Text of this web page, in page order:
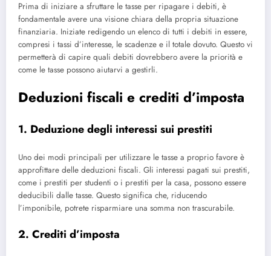
Prima di iniziare a sfruttare le tasse per ripagare i debiti, è
fondamentale avere una visione chiara della propria situazione
finanziaria. Iniziate redigendo un elenco di tutti i debiti in essere,
compresi i tassi d’interesse, le scadenze e il totale dovuto. Questo vi
permetterà di capire quali debiti dovrebbero avere la priorità e
come le tasse possono aiutarvi a gestirli.
Deduzioni fiscali e crediti d’imposta
1. Deduzione degli interessi sui prestiti
Uno dei modi principali per utilizzare le tasse a proprio favore è
approfittare delle deduzioni fiscali. Gli interessi pagati sui prestiti,
come i prestiti per studenti o i prestiti per la casa, possono essere
deducibili dalle tasse. Questo significa che, riducendo
l’imponibile, potrete risparmiare una somma non trascurabile.
2. Crediti d’imposta